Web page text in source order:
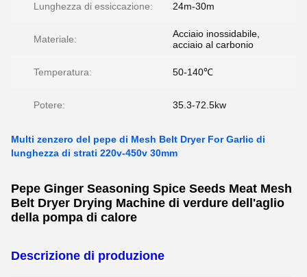
Lunghezza di essiccazione: 24m-30m
Materiale:
Acciaio inossidabile,
acciaio al carbonio
Temperatura: 50-140℃
Potere: 35.3-72.5kw
Multi zenzero del pepe di Mesh Belt Dryer For Garlic di
lunghezza di strati 220v-450v 30mm
Pepe Ginger Seasoning Spice Seeds Meat Mesh
Belt Dryer Drying Machine di verdure dell'aglio
della pompa di calore
Descrizione di produzione